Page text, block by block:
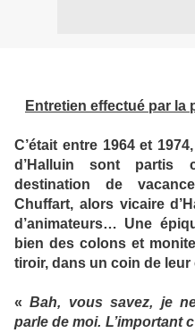
Entretien effectué par la
C’était entre 1964 et
d’Halluin sont partis
destination de
Chuffart, alors vicaire
d’animateurs… Une
bien des colons et
tiroir, dans un coin de
«Bah, vous savez, je
parle de moi. L’important